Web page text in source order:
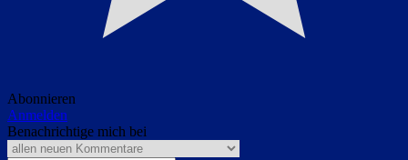
Abonnieren
Anmelden
Benachrichtige mich bei